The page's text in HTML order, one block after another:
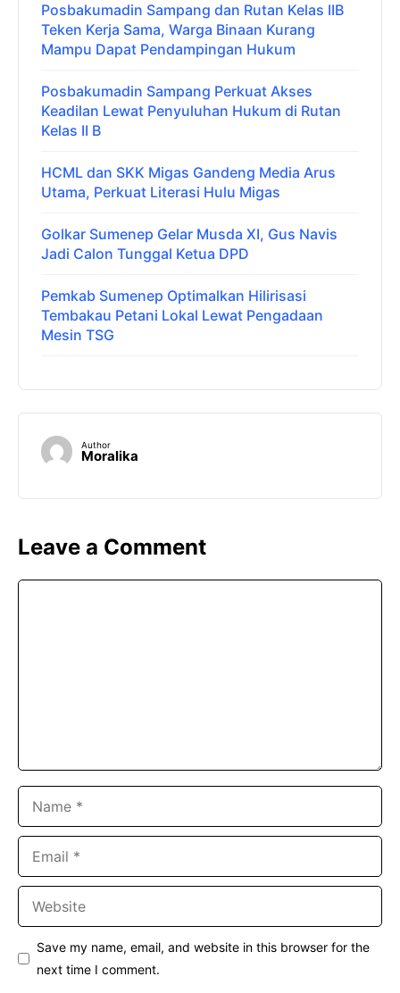
Posbakumadin Sampang dan Rutan Kelas IIB
Teken Kerja Sama, Warga Binaan Kurang
Mampu Dapat Pendampingan Hukum
Posbakumadin Sampang Perkuat Akses
Keadilan Lewat Penyuluhan Hukum di Rutan
Kelas II B
HCML dan SKK Migas Gandeng Media Arus
Utama, Perkuat Literasi Hulu Migas
Golkar Sumenep Gelar Musda XI, Gus Navis
Jadi Calon Tunggal Ketua DPD
Pemkab Sumenep Optimalkan Hilirisasi
Tembakau Petani Lokal Lewat Pengadaan
Mesin TSG
Author
Moralika
Leave a Comment
Save my name, email, and website in this browser for the
next time I comment.